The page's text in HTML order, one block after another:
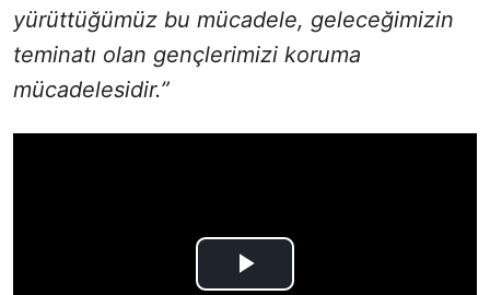
yürüttüğümüz bu mücadele, geleceğimizin
teminatı olan gençlerimizi koruma
mücadelesidir.”